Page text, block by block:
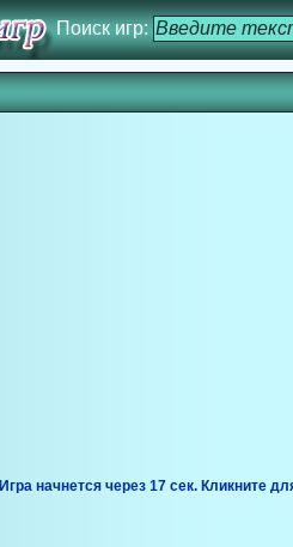
Поиск игр:
Игра начнется через 17 сек. Кликните